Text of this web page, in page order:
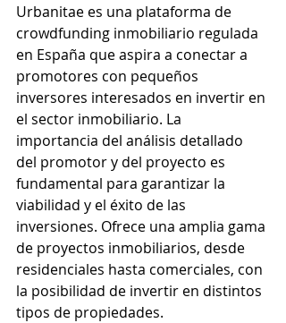
Urbanitae es una plataforma de
crowdfunding inmobiliario regulada
en España que aspira a conectar a
promotores con pequeños
inversores interesados en invertir en
el sector inmobiliario. La
importancia del análisis detallado
del promotor y del proyecto es
fundamental para garantizar la
viabilidad y el éxito de las
inversiones. Ofrece una amplia gama
de proyectos inmobiliarios, desde
residenciales hasta comerciales, con
la posibilidad de invertir en distintos
tipos de propiedades.